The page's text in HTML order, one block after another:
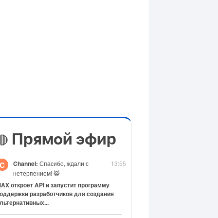
Прямой эфир
13:55
C Channel: Спасибо, ждали с
нетерпением! 😺
откроет API и запустит программу
разработчиков для создания